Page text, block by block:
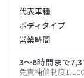
代表車種
ボディタイプ
営業時間
3～6時間まで
免責補償制度